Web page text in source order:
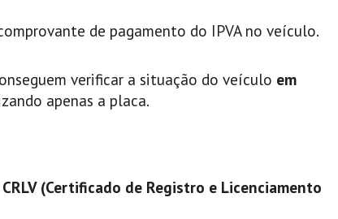
de pagamento do IPVA no veículo.
verificar a situação do veículo em
apenas a placa.
CRLV (Certificado de Registro e Licenciamento